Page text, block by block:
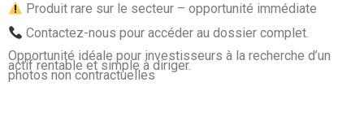
Produit rare sur le secteur – opportunité immédiate
Contactez-nous pour accéder au dossier complet.
Opportunité idéale pour investisseurs à la recherche d’un
actif rentable et simple à diriger.
photos non contractuelles